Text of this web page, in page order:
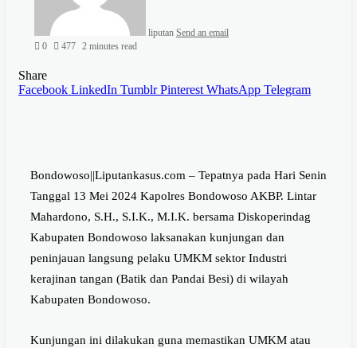
liputan Send an email
0 477 2 minutes read
Share
Facebook LinkedIn Tumblr Pinterest WhatsApp Telegram
Bondowoso||Liputankasus.com – Tepatnya pada Hari Senin
Tanggal 13 Mei 2024 Kapolres Bondowoso AKBP. Lintar
Mahardono, S.H., S.I.K., M.I.K. bersama Diskoperindag
Kabupaten Bondowoso laksanakan kunjungan dan
peninjauan langsung pelaku UMKM sektor Industri
kerajinan tangan (Batik dan Pandai Besi) di wilayah
Kabupaten Bondowoso.
Kunjungan ini dilakukan guna memastikan UMKM atau